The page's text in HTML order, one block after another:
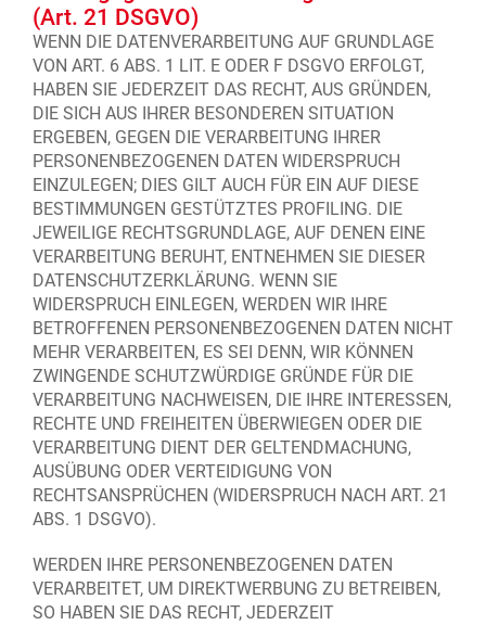
(Art. 21 DSGVO)
WENN DIE DATENVERARBEITUNG AUF GRUNDLAGE
VON ART. 6 ABS. 1 LIT. E ODER F DSGVO ERFOLGT,
HABEN SIE JEDERZEIT DAS RECHT, AUS GRÜNDEN,
DIE SICH AUS IHRER BESONDEREN SITUATION
ERGEBEN, GEGEN DIE VERARBEITUNG IHRER
PERSONENBEZOGENEN DATEN WIDERSPRUCH
EINZULEGEN; DIES GILT AUCH FÜR EIN AUF DIESE
BESTIMMUNGEN GESTÜTZTES PROFILING. DIE
JEWEILIGE RECHTSGRUNDLAGE, AUF DENEN EINE
VERARBEITUNG BERUHT, ENTNEHMEN SIE DIESER
DATENSCHUTZERKLÄRUNG. WENN SIE
WIDERSPRUCH EINLEGEN, WERDEN WIR IHRE
BETROFFENEN PERSONENBEZOGENEN DATEN NICHT
MEHR VERARBEITEN, ES SEI DENN, WIR KÖNNEN
ZWINGENDE SCHUTZWÜRDIGE GRÜNDE FÜR DIE
VERARBEITUNG NACHWEISEN, DIE IHRE INTERESSEN,
RECHTE UND FREIHEITEN ÜBERWIEGEN ODER DIE
VERARBEITUNG DIENT DER GELTENDMACHUNG,
AUSÜBUNG ODER VERTEIDIGUNG VON
RECHTSANSPRÜCHEN (WIDERSPRUCH NACH ART. 21
ABS. 1 DSGVO).
WERDEN IHRE PERSONENBEZOGENEN DATEN
VERARBEITET, UM DIREKTWERBUNG ZU BETREIBEN,
SO HABEN SIE DAS RECHT, JEDERZEIT